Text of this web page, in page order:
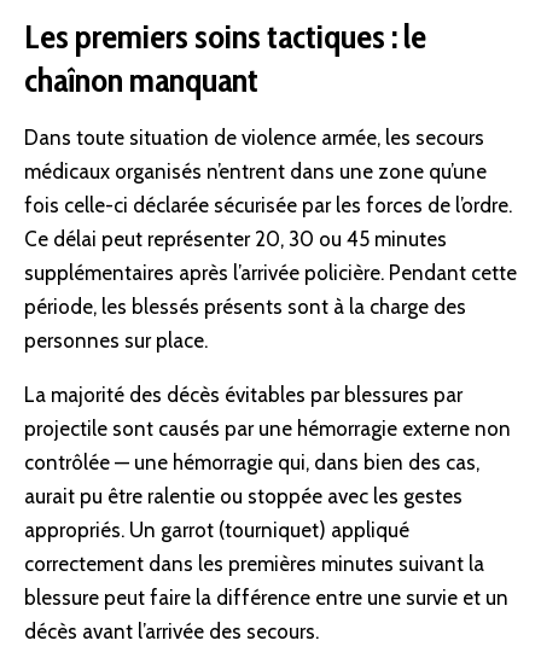
Les premiers soins tactiques : le
chaînon manquant
Dans toute situation de violence armée, les secours
médicaux organisés n’entrent dans une zone qu’une
fois celle-ci déclarée sécurisée par les forces de l’ordre.
Ce délai peut représenter 20, 30 ou 45 minutes
supplémentaires après l’arrivée policière. Pendant cette
période, les blessés présents sont à la charge des
personnes sur place.
La majorité des décès évitables par blessures par
projectile sont causés par une hémorragie externe non
contrôlée — une hémorragie qui, dans bien des cas,
aurait pu être ralentie ou stoppée avec les gestes
appropriés. Un garrot (tourniquet) appliqué
correctement dans les premières minutes suivant la
blessure peut faire la différence entre une survie et un
décès avant l’arrivée des secours.